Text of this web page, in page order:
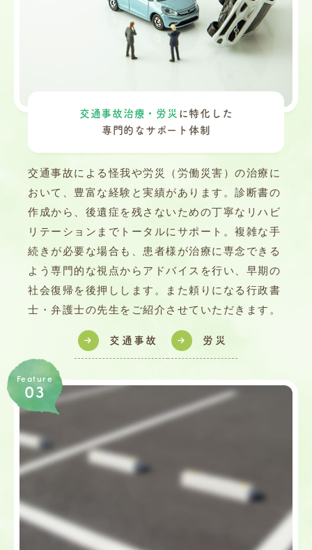
交通事故治療・労災 に特化した
専門的なサポート体制
交通事故による怪我や労災（労働災害）の治療に
おいて、豊富な経験と実績があります。診断書の
作成から、後遺症を残さないための丁寧なリハビ
リテーションまでトータルにサポート。複雑な手
続きが必要な場合も、患者様が治療に専念できる
よう専門的な視点からアドバイスを行い、早期の
社会復帰を後押しします。また頼りになる行政書
士・弁護士の先生をご紹介させていただきます。
交通事故 労災
Feature
03